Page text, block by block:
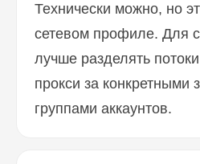
Технически можно, но
сетевом профиле. Для
лучше разделять
прокси за конкретными
группами аккаунтов.